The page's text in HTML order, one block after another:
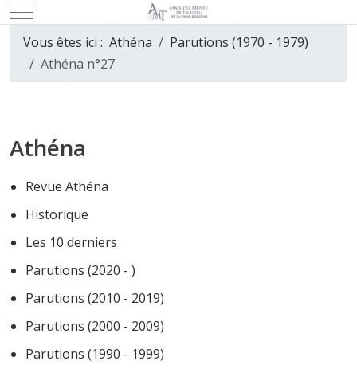
Mobile Menu Toggle
Vous êtes ici : Athéna
Parutions (1970 - 1979)
Athéna n°27
Athéna
Revue Athéna
Historique
Les 10 derniers
Parutions (2020 - )
Parutions (2010 - 2019)
Parutions (2000 - 2009)
Parutions (1990 - 1999)